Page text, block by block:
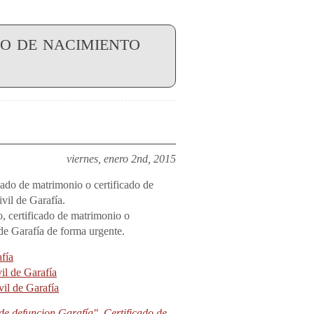
de nacimiento
viernes, enero 2nd, 2015
de matrimonio o certificado de
de Garafía.
certificado de matrimonio o
Garafía de forma urgente.
de Garafía
de Garafía